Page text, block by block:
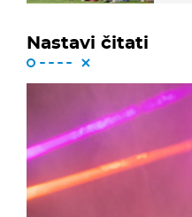
Nastavi čitati